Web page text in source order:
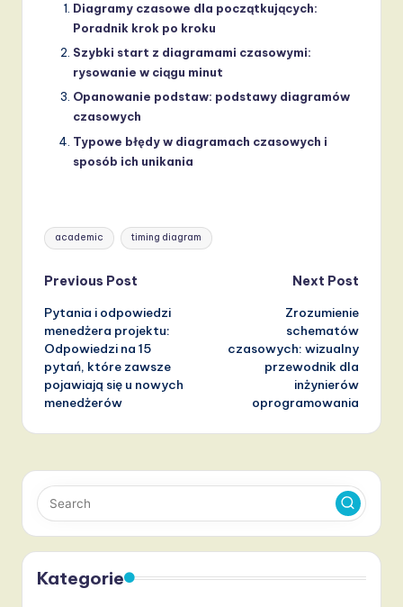
Diagramy czasowe dla początkujących:
Poradnik krok po kroku
Szybki start z diagramami czasowymi:
rysowanie w ciągu minut
Opanowanie podstaw: podstawy diagramów
czasowych
Typowe błędy w diagramach czasowych i
sposób ich unikania
Tags:
academic timing diagram
Post
navigation
Previous Post
Pytania i odpowiedzi
menedżera projektu:
Odpowiedzi na 15
pytań, które zawsze
pojawiają się u nowych
menedżerów
Next Post
Zrozumienie
schematów
czasowych: wizualny
przewodnik dla
inżynierów
oprogramowania
Kategorie